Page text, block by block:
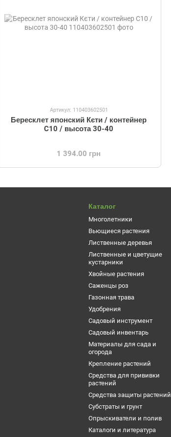
Артикул: 110403602501
Бересклет японский Кєти / контейнер
C10 / высота 30-40
1 394.00 грн
Каталог
Многолетники
Вьющиеся растения
Лиственные деревья
Лиственные и цветущие
кустарники
Хвойные растения
Саженцы роз
Газонная трава
Удобрения
Садовый инструмент
Садовый инвентарь
Материалы для сада и
огорода
Крепление растений
Средства для прививки
растений
Средства защиты растений
Субстраты и грунт
Опрыскиватели и полив
Каталоги и литература